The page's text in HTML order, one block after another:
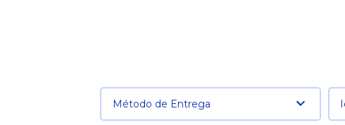
Método de Entrega